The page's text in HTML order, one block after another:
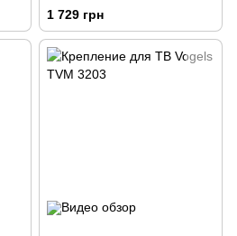
1 729 грн